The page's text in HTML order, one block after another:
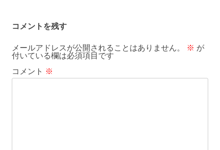
ー
シ
ョ
コメントを残す
メールアドレスが公開されることはありません。
※ が
付いている欄は必須項目です
コメント ※